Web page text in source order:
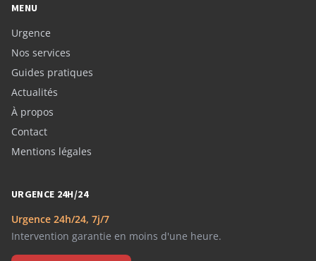
MENU
Urgence
Nos services
Guides pratiques
Actualités
À propos
Contact
Mentions légales
URGENCE 24H/24
Urgence 24h/24, 7j/7
Intervention garantie en moins d'une heure.